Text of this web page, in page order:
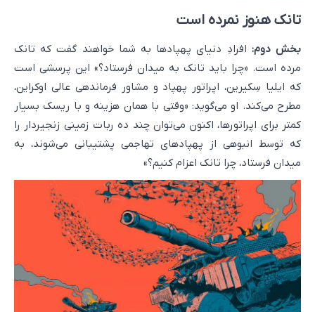
تانک هنوز نمرده است
بخش دوم: افرادِ دنیای پهپادها به شما خواهند گفت که تانک
مرده است. «چرا باید تانک به میدان فرستاد؟» این پرسشی است
که ایلیا سِکیرین، اپراتور پهپاد و مشاور فرماندهی عالی اوکراین،
مطرح می‌کند. او می‌گوید: «وقتی با همان هزینه و با ریسک بسیار
کمتر برای اپراتورها، اکنون می‌توان چند ده ربات زمینی زنجیردار را
که توسط انبوهی از پهپادهای تهاجمی پشتیبانی می‌شوند، به
میدان فرستاد، چرا تانک اعزام کنیم؟»